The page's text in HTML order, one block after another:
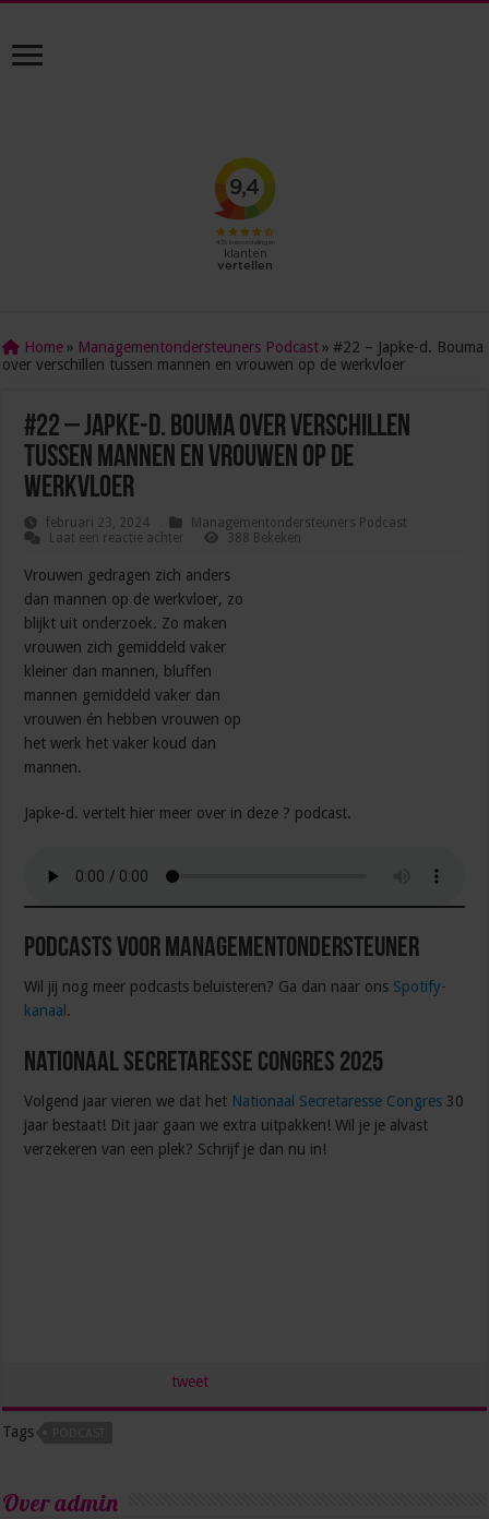
Home » Managementondersteuners Podcast » #22 – Japke-d. Bouma
over verschillen tussen mannen en vrouwen op de werkvloer
#22 – Japke-d. Bouma over verschillen
tussen mannen en vrouwen op de
werkvloer
februari 23, 2024
Managementondersteuners Podcast
Laat een reactie achter
388 Bekeken
Vrouwen gedragen zich anders
dan mannen op de werkvloer, zo
blijkt uit onderzoek. Zo maken
vrouwen zich gemiddeld vaker
kleiner dan mannen, bluffen
mannen gemiddeld vaker dan
vrouwen én hebben vrouwen op
het werk het vaker koud dan
mannen.
Japke-d. vertelt hier meer over in deze ?️ podcast.
Podcasts voor managementondersteuner
Wil jij nog meer podcasts beluisteren? Ga dan naar ons Spotify-
kanaal .
Nationaal Secretaresse Congres 2025
Volgend jaar vieren we dat het Nationaal Secretaresse Congres 30
jaar bestaat! Dit jaar gaan we extra uitpakken! Wil je je alvast
verzekeren van een plek? Schrijf je dan nu in!
tweet
Tags
Over admin